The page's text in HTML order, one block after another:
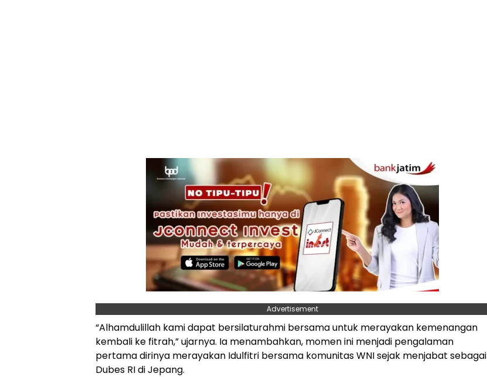
Advertisement
“Alhamdulillah kami dapat bersilaturahmi bersama untuk merayakan kemenangan
kembali ke fitrah,” ujarnya. Ia menambahkan, momen ini menjadi pengalaman
pertama dirinya merayakan Idulfitri bersama komunitas WNI sejak menjabat sebagai
Dubes RI di Jepang.